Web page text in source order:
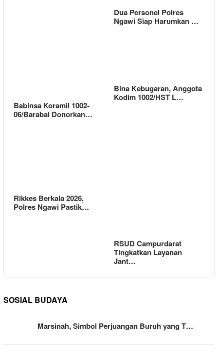
Dua Personel Polres
Ngawi Siap Harumkan …
Babinsa Koramil 1002-
06/Barabai Donorkan…
Bina Kebugaran, Anggota
Kodim 1002/HST L…
Rikkes Berkala 2026,
Polres Ngawi Pastik…
RSUD Campurdarat
Tingkatkan Layanan
Jant…
SOSIAL BUDAYA
Marsinah, Simbol Perjuangan Buruh yang T…